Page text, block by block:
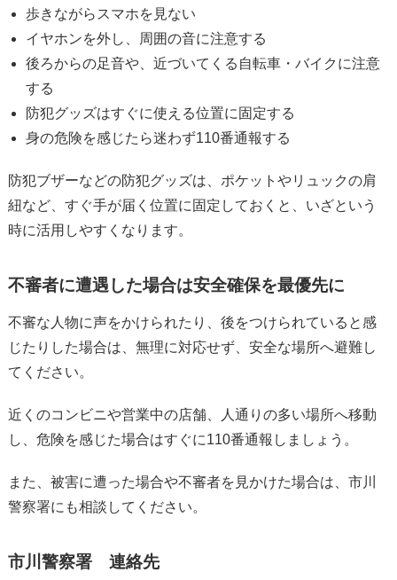
歩きながらスマホを見ない
イヤホンを外し、周囲の音に注意する
後ろからの足音や、近づいてくる自転車・バイクに注意
する
防犯グッズはすぐに使える位置に固定する
身の危険を感じたら迷わず110番通報する
防犯ブザーなどの防犯グッズは、ポケットやリュックの肩
紐など、すぐ手が届く位置に固定しておくと、いざという
時に活用しやすくなります。
不審者に遭遇した場合は安全確保を最優先に
不審な人物に声をかけられたり、後をつけられていると感
じたりした場合は、無理に対応せず、安全な場所へ避難し
てください。
近くのコンビニや営業中の店舗、人通りの多い場所へ移動
し、危険を感じた場合はすぐに110番通報しましょう。
また、被害に遭った場合や不審者を見かけた場合は、市川
警察署にも相談してください。
市川警察署 連絡先